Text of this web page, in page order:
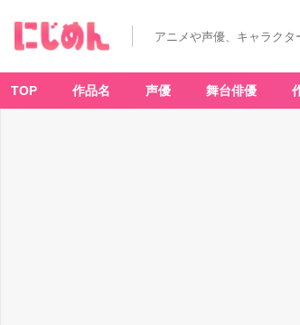
アニメや声優、キャラク
TOP 作品名 声優 舞台俳優